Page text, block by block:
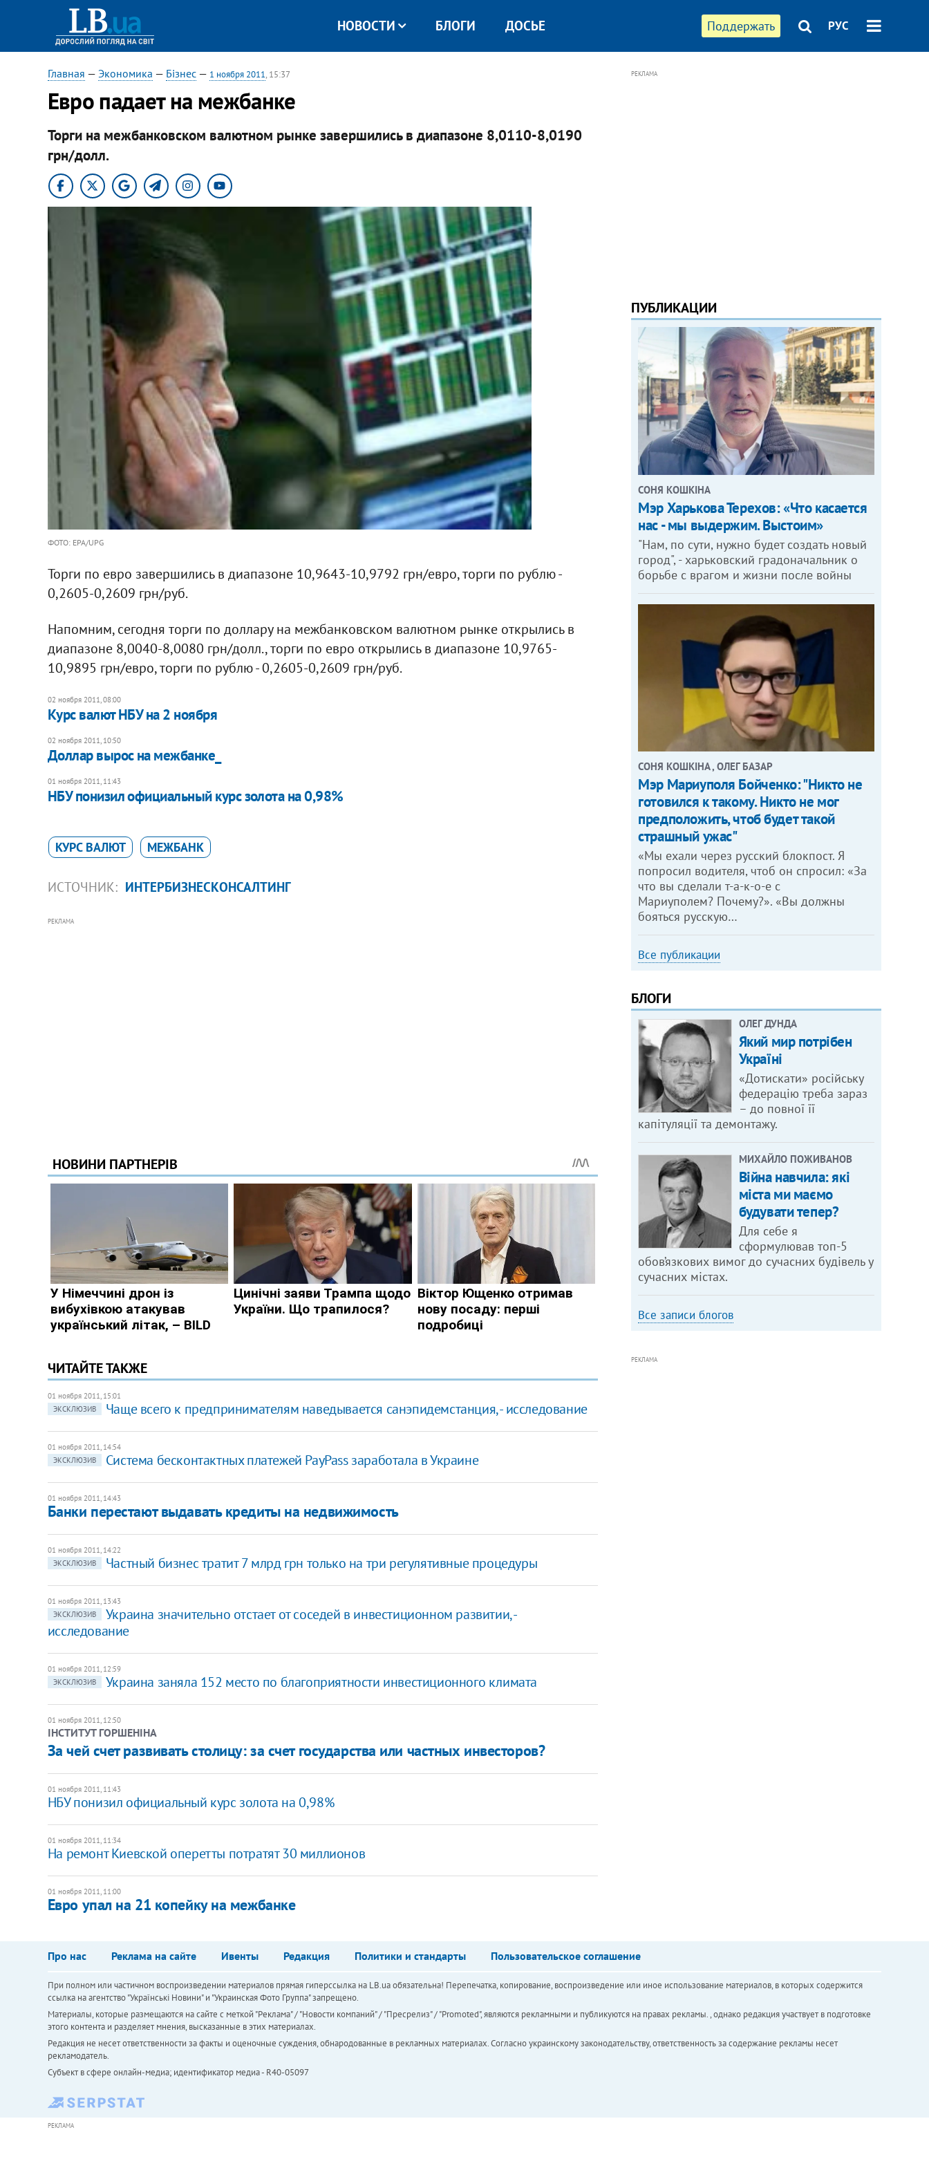
Поддержать РУС
НОВОСТИ БЛОГИ ДОСЬЕ
Главная — Экономика — Бізнес— 1 ноября 2011, 15:37
Евро падает на межбанке
Торги на межбанковском валютном рынке завершились в диапазоне 8,0110-8,0190
грн/долл.
ФОТО: EPA/UPG
Торги по евро завершились в диапазоне 10,9643-10,9792 грн/евро, торги по рублю -
0,2605-0,2609 грн/руб.
Напомним, сегодня торги по доллару на межбанковском валютном рынке открылись в
диапазоне 8,0040-8,0080 грн/долл., торги по евро открылись в диапазоне 10,9765-
10,9895 грн/евро, торги по рублю - 0,2605-0,2609 грн/руб.
02 ноября 2011, 08:00
Курс валют НБУ на 2 ноября
02 ноября 2011, 10:50
Доллар вырос на межбанке_
01 ноября 2011, 11:43
​НБУ понизил официальный курс золота на 0,98%
КУРС ВАЛЮТ МЕЖБАНК
ИСТОЧНИК: ИНТЕРБИЗНЕСКОНСАЛТИНГ
РЕКЛАМА
ЧИТАЙТЕ ТАКЖЕ
01 ноября 2011, 15:01
ЭКСКЛЮЗИВ
Чаще всего к предпринимателям наведывается санэпидемстанция, - исследование
01 ноября 2011, 14:54
ЭКСКЛЮЗИВ
Система бесконтактных платежей PayPass заработала в Украине
01 ноября 2011, 14:43
Банки перестают выдавать кредиты на недвижимость
01 ноября 2011, 14:22
ЭКСКЛЮЗИВ
Частный бизнес тратит 7 млрд грн только на три регулятивные процедуры
01 ноября 2011, 13:43
ЭКСКЛЮЗИВ
Украина значительно отстает от соседей в инвестиционном развитии, -
исследование
01 ноября 2011, 12:59
ЭКСКЛЮЗИВ
Украина заняла 152 место по благоприятности инвестиционного климата
01 ноября 2011, 12:50
ІНСТИТУТ ГОРШЕНІНА
За чей счет развивать столицу: за счет государства или частных инвесторов?
01 ноября 2011, 11:43
​НБУ понизил официальный курс золота на 0,98%
01 ноября 2011, 11:34
На ремонт Киевской оперетты потратят 30 миллионов
01 ноября 2011, 11:00
Евро упал на 21 копейку на межбанке
РЕКЛАМА
ПУБЛИКАЦИИ
СОНЯ КОШКІНА
Мэр Харькова Терехов: «Что касается
нас - мы выдержим. Выстоим»
"Нам, по сути, нужно будет создать новый
город", - харьковский градоначальник о
борьбе с врагом и жизни после войны
СОНЯ КОШКІНА , ОЛЕГ БАЗАР
Мэр Мариуполя Бойченко: "Никто не
готовился к такому. Никто не мог
предположить, чтоб будет такой
страшный ужас"
«Мы ехали через русский блокпост. Я
попросил водителя, чтоб он спросил: «За
что вы сделали т-а-к-о-е с
Мариуполем? Почему?». «Вы должны
бояться русскую…
Все публикации
БЛОГИ
ОЛЕГ ДУНДА
Який мир потрібен
Україні
«Дотискати» російську
федерацію треба зараз
– до повної її
капітуляції та демонтажу.
МИХАЙЛО ПОЖИВАНОВ
Війна навчила: які
міста ми маємо
будувати тепер?
Для себе я
сформулював топ-5
обов’язкових вимог до сучасних будівель у
сучасних містах.
Все записи блогов
РЕКЛАМА
Про нас Реклама на сайте Ивенты Редакция Политики и стандарты Пользовательское соглашение
При полном или частичном воспроизведении материалов прямая гиперссылка на LB.ua обязательна! Перепечатка, копирование, воспроизведение или иное использование материалов, в которых содержится
ссылка на агентство "Українськi Новини" и "Украинская Фото Группа" запрещено.
Материалы, которые размещаются на сайте с меткой "Реклама" / "Новости компаний" / "Пресрелиз" / "Promoted", являются рекламными и публикуются на правах рекламы. , однако редакция участвует в подготовке
этого контента и разделяет мнения, высказанные в этих материалах.
Редакция не несет ответственности за факты и оценочные суждения, обнародованные в рекламных материалах. Согласно украинскому законодательству, ответственность за содержание рекламы несет
рекламодатель.
Субъект в сфере онлайн-медиа; идентификатор медиа - R40-05097
РЕКЛАМА